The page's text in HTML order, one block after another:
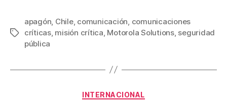
c
e
o
tt
er
ail er
e
m
p
tir
Etiquetas
apagón, Chile, comunicación, comunicaciones
críticas, misión crítica, Motorola Solutions, seguridad
pública
Categorías
INTERNACIONAL